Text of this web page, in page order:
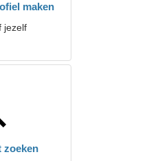
maken
jezelf
zoeken